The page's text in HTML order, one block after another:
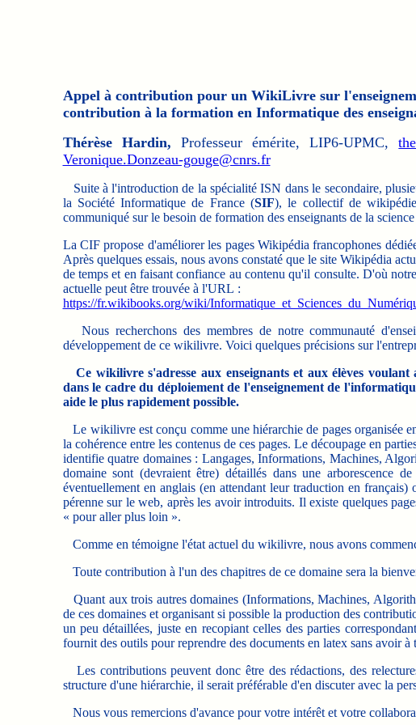
Appel à contribution pour un WikiLivre sur
contribution à la formation en Informatique des
Thérèse Hardin, Professeur émérite, LIP6-UPMC,
Veronique.Donzeau-gouge@cnrs.fr
Suite à l'introduction de la spécialité ISN dans le secondaire,
la Société Informatique de France (SIF), le collectif de
communiqué sur le besoin de formation des enseignants de la
La CIF propose d'améliorer les pages Wikipédia francophones
Après quelques essais, nous avons constaté que le site Wikipédia
de temps et en faisant confiance au contenu qu'il consulte. D'où
actuelle peut être trouvée à l'URL :
https://fr.wikibooks.org/wiki/
Nous recherchons des membres de notre communauté
développement de ce wikilivre. Voici quelques précisions sur
Ce wikilivre s'adresse aux enseignants et aux élèves
dans le cadre du déploiement de l'enseignement de
aide le plus rapidement possible.
Le wikilivre est conçu comme une hiérarchie de pages organisée
la cohérence entre les contenus de ces pages. Le découpage en
identifie quatre domaines : Langages, Informations, Machines,
domaine sont (devraient être) détaillés dans une arborescence
éventuellement en anglais (en attendant leur traduction en
pérenne sur le web, après les avoir introduits. Il existe quelques
« pour aller plus loin ».
Comme en témoigne l'état actuel du wikilivre, nous avons
Toute contribution à l'un des chapitres de ce domaine sera la
Quant aux trois autres domaines (Informations, Machines,
de ces domaines et organisant si possible la production des
un peu détaillées, juste en recopiant celles des parties
fournit des outils pour reprendre des documents en latex sans avoir
Les contributions peuvent donc être des rédactions, des
structure d'une hiérarchie, il serait préférable d'en discuter avec la
Nous vous remercions d'avance pour votre intérêt et votre